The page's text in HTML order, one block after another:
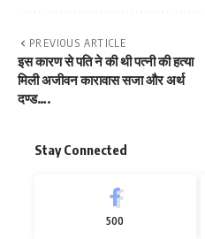
PREVIOUS ARTICLE
इस कारण से पति ने की थी पत्नी की हत्या
मिली अजीवन कारावास सजा और अर्थ
दण्ड….
Stay Connected
500